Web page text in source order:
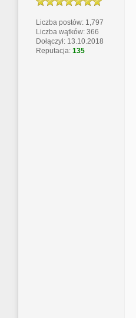
Liczba postów: 1,797
Liczba wątków: 366
Dołączył: 13.10.2018
Reputacja: 135